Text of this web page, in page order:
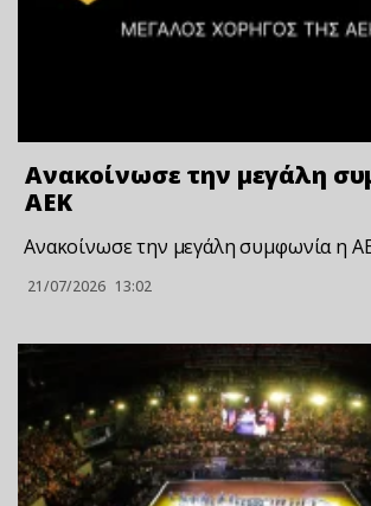
Ανακοίνωσε την μεγάλη
ΑΕΚ
Ανακοίνωσε την μεγάλη συμφωνία η
21/07/2026 13:02